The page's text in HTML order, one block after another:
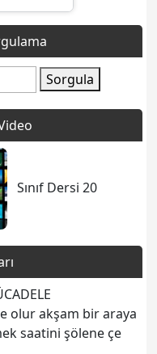
Sorgula
Sınıf Dersi 20
olur akşam bir araya
saatini şölene çe